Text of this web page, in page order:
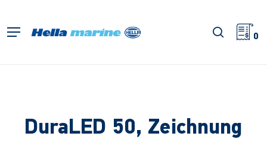
springen
Menü Suche
0
DuraLED 50, Zeichnung